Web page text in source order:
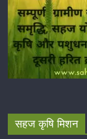
सहज कृषि मिशन